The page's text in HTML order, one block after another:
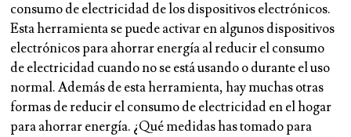
consumo de electricidad de los dispositivos electrónicos.
Esta herramienta se puede activar en algunos dispositivos
electrónicos para ahorrar energía al reducir el consumo
de electricidad cuando no se está usando o durante el uso
normal. Además de esta herramienta, hay muchas otras
formas de reducir el consumo de electricidad en el hogar
para ahorrar energía. ¿Qué medidas has tomado para